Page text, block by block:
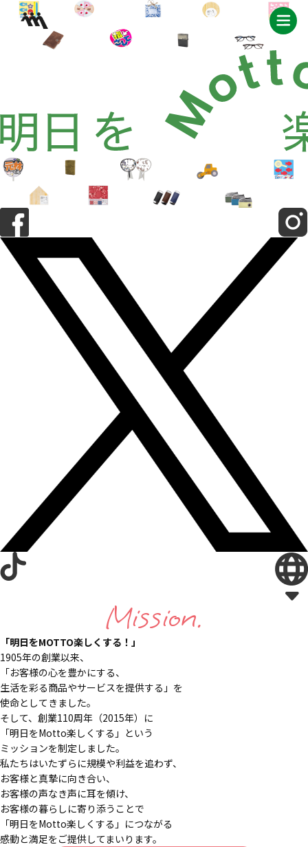
Mission.
「明日をMOTTO楽しくする！」
1905年の創業以来、
「お客様の心を豊かにする、
生活を彩る商品やサービスを提供する」を
使命としてきました。
そして、創業110周年（2015年）に
「明日をMotto楽しくする」という
ミッションを制定しました。
私たちはいたずらに規模や利益を追わず、
お客様と真摯に向き合い、
お客様の声なき声に耳を傾け、
お客様の暮らしに寄り添うことで
「明日をMotto楽しくする」につながる
感動と満足をご提供してまいります。